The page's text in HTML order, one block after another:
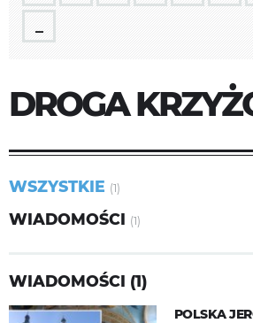
DROGA
WSZYSTKIE (1)
WIADOMOŚCI (1)
WIADOMOŚCI (1)
POLSKA